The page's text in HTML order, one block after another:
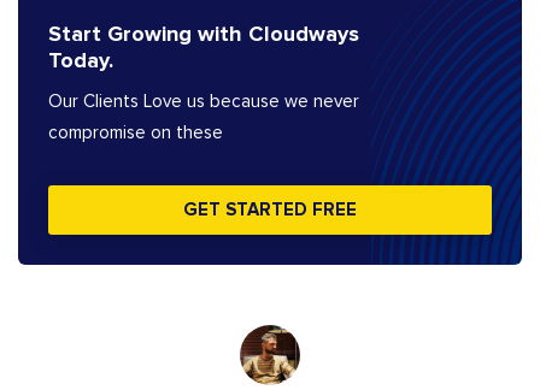
Start Growing with Cloudways
Today.
Our Clients Love us because we never
compromise on these
GET STARTED FREE